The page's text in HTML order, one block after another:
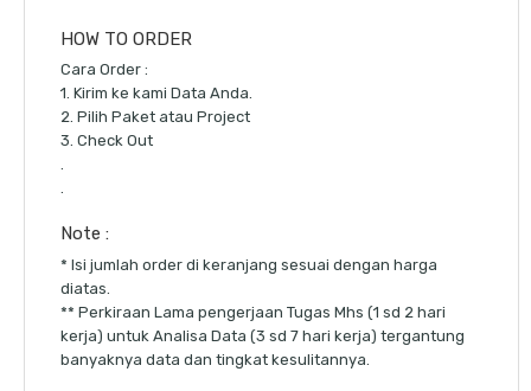
HOW TO ORDER
Cara Order :
1. Kirim ke kami Data Anda.
2. Pilih Paket atau Project
3. Check Out
.
.
Note :
* Isi jumlah order di keranjang sesuai dengan harga
diatas.
** Perkiraan Lama pengerjaan Tugas Mhs (1 sd 2 hari
kerja) untuk Analisa Data (3 sd 7 hari kerja) tergantung
banyaknya data dan tingkat kesulitannya.